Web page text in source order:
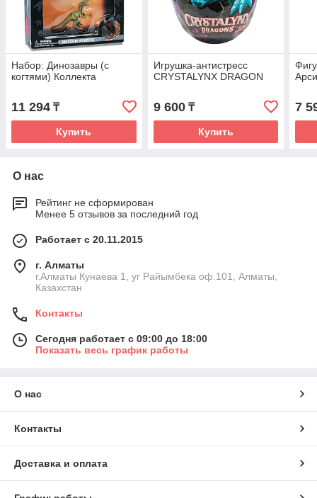
Набор: Динозавры (с
когтями) Коллекта
11 294 ₸
Купить
Игрушка-антистресс
CRYSTALYNX DRAGON
9 600₸
Купить
7
О нас
Рейтинг не сформирован
Менее 5 отзывов за последний год
Работает с 20.11.2015
г. Алматы
г.Алматы Кунаева 1, уг Райымбека оф.101, Алматы,
Казахстан
Контакты
Сегодня работает с 09:00 до 18:00
Показать весь график работы
О нас
Контакты
Доставка и оплата